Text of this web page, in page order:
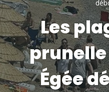
Les
Égée